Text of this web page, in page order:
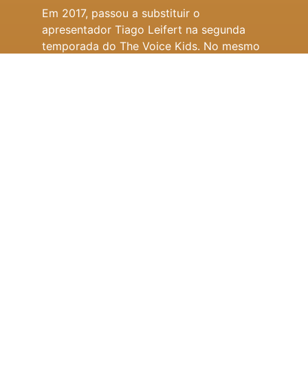
Em 2017, passou a substituir o
apresentador Tiago Leifert na segunda
temporada do The Voice Kids. No mesmo